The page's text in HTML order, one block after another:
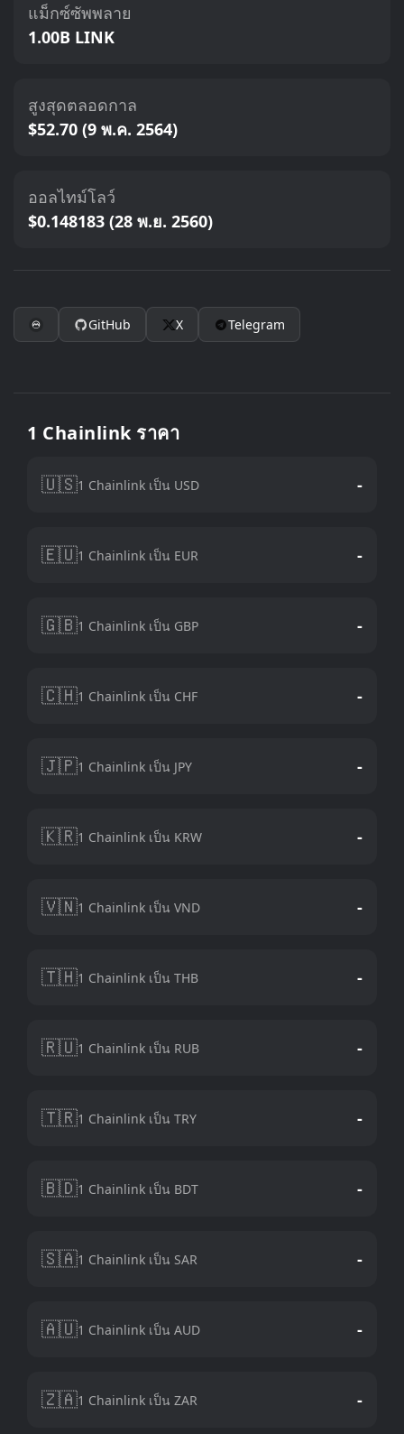
แม็กซ์ซัพพลาย
1.00B LINK
สูงสุดตลอดกาล
$52.70 (9 พ.ค. 2564)
ออลไทม์โลว์
$0.148183 (28 พ.ย. 2560)
GitHub X Telegram
1 Chainlink ราคา
🇺🇸1 Chainlink เป็น USD -
🇪🇺1 Chainlink เป็น EUR -
🇬🇧1 Chainlink เป็น GBP -
🇨🇭1 Chainlink เป็น CHF -
🇯🇵1 Chainlink เป็น JPY -
🇰🇷1 Chainlink เป็น KRW -
🇻🇳1 Chainlink เป็น VND -
🇹🇭1 Chainlink เป็น THB -
🇷🇺1 Chainlink เป็น RUB -
🇹🇷1 Chainlink เป็น TRY -
🇧🇩1 Chainlink เป็น BDT -
🇸🇦1 Chainlink เป็น SAR -
🇦🇺1 Chainlink เป็น AUD -
🇿🇦1 Chainlink เป็น ZAR -